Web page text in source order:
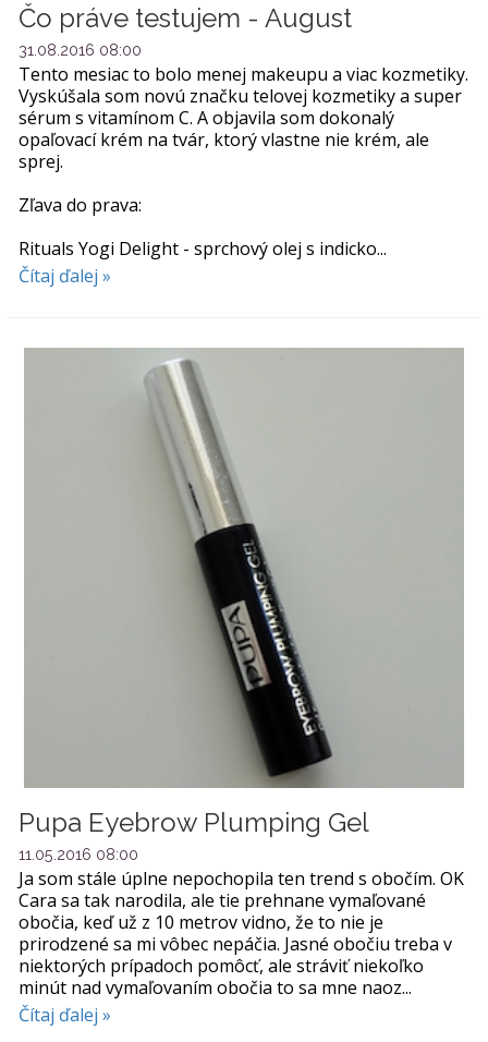
Čo práve testujem - August
31.08.2016 08:00
Tento mesiac to bolo menej makeupu a viac kozmetiky.
Vyskúšala som novú značku telovej kozmetiky a super
sérum s vitamínom C. A objavila som dokonalý
opaľovací krém na tvár, ktorý vlastne nie krém, ale
sprej.
Zľava do prava:
Rituals Yogi Delight - sprchový olej s indicko...
Čítaj ďalej »
Pupa Eyebrow Plumping Gel
11.05.2016 08:00
Ja som stále úplne nepochopila ten trend s obočím. OK
Cara sa tak narodila, ale tie prehnane vymaľované
obočia, keď už z 10 metrov vidno, že to nie je
prirodzené sa mi vôbec nepáčia. Jasné obočiu treba v
niektorých prípadoch pomôcť, ale stráviť niekoľko
minút nad vymaľovaním obočia to sa mne naoz...
Čítaj ďalej »